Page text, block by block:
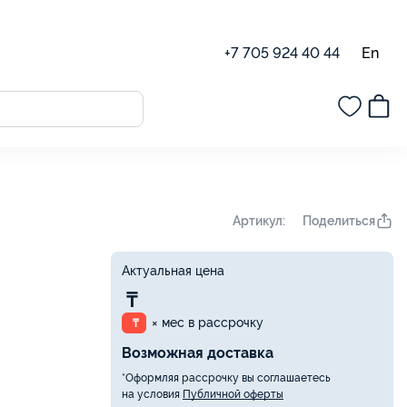
+7 705 924 40 44 En
Артикул: Поделиться
Актуальная цена
₸
₸ × мес в рассрочку
Возможная доставка
*Оформляя рассрочку вы соглашаетесь
на условия Публичной оферты